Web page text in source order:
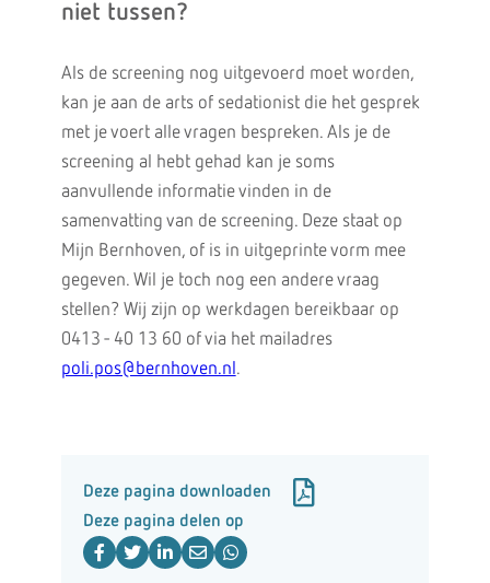
niet tussen?
Als de screening nog uitgevoerd moet worden,
kan je aan de arts of sedationist die het gesprek
met je voert alle vragen bespreken. Als je de
screening al hebt gehad kan je soms
aanvullende informatie vinden in de
samenvatting van de screening. Deze staat op
Mijn Bernhoven, of is in uitgeprinte vorm mee
gegeven. Wil je toch nog een andere vraag
stellen? Wij zijn op werkdagen bereikbaar op
0413 - 40 13 60 of via het mailadres
poli.pos@bernhoven.nl .
Deze pagina downloaden
Deze pagina delen op